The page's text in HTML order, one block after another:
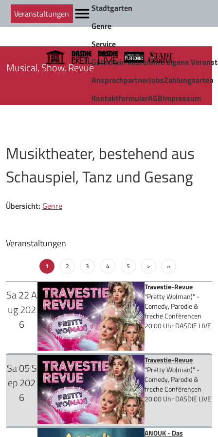
Veranstaltungen
Stadtgarten
Genre
Service
Gutschein kaufenIhre eigene
AnsprechpartnerJobsZahlungsarten
KontaktformularAGBImpressum
Musical, Show, Revue
Musiktheater, bestehend aus
Schauspiel, Tanz und Gesang
Übersicht: Genre
Veranstaltungen
1 2 3 4 5 > »
Sa22A
ug202
6
Travestie-Revue
"Pretty Wo(man)" -
Comedy, Parodie &
freche Conférencen
20:00 Uhr DASDIE LIVE
für 39,90 €
Mehr Infos
Sa05S
ep202
6
Travestie-Revue
"Pretty Wo(man)" -
Comedy, Parodie &
freche Conférencen
20:00 Uhr DASDIE LIVE
ANOUK - Das